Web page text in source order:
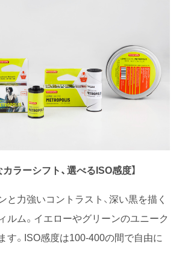
ラーシフト、選べるISO感度】
と力強いコントラスト、深い黒を描く
ルム。イエローやグリーンのユニーク
す。ISO感度は100-400の間で自由に